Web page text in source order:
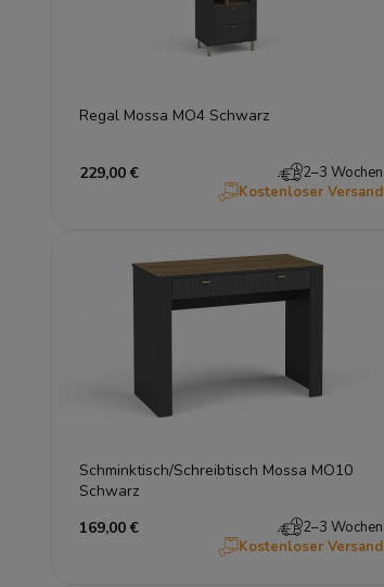
Regal Mossa MO4 Schwarz
229,00 €
2–3 Wochen
Kostenloser Versand
Schminktisch/Schreibtisch Mossa MO10
Schwarz
169,00 €
2–3 Wochen
Kostenloser Versand